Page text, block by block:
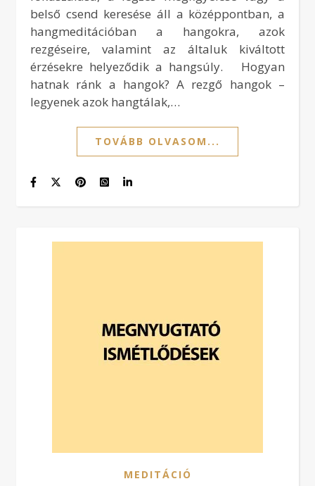
belső csend keresése áll a középpontban, a
hangmeditációban a hangokra, azok
rezgéseire, valamint az általuk kiváltott
érzésekre helyeződik a hangsúly. Hogyan
hatnak ránk a hangok? A rezgő hangok –
legyenek azok hangtálak,…
TOVÁBB OLVASOM...
MEDITÁCIÓ